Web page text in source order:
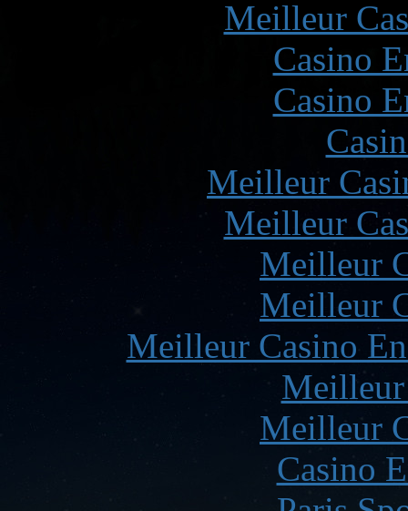
Meilleur
Casino
Casino
Meilleur
Meilleur
Meilleur
Meilleur
Meilleur Casino
Meilleur
Meilleur
Casino